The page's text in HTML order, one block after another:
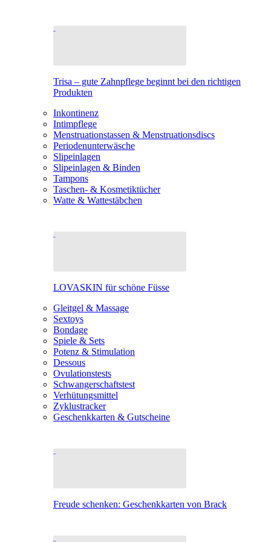
Trisa – gute Zahnpflege beginnt bei den richtigen
Produkten
Inkontinenz
Intimpflege
Menstruationstassen & Menstruationsdiscs
Periodenunterwäsche
Slipeinlagen
Slipeinlagen & Binden
Tampons
Taschen- & Kosmetiktücher
Watte & Wattestäbchen
LOVASKIN für schöne Füsse
Gleitgel & Massage
Sextoys
Bondage
Spiele & Sets
Potenz & Stimulation
Dessous
Ovulationstests
Schwangerschaftstest
Verhütungsmittel
Zyklustracker
Geschenkkarten & Gutscheine
Freude schenken: Geschenkkarten von Brack